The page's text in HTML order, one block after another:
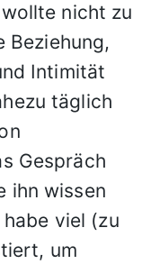
nicht zu
Beziehung,
Intimität
täglich
Gespräch
ihn wissen
viel (zu
um